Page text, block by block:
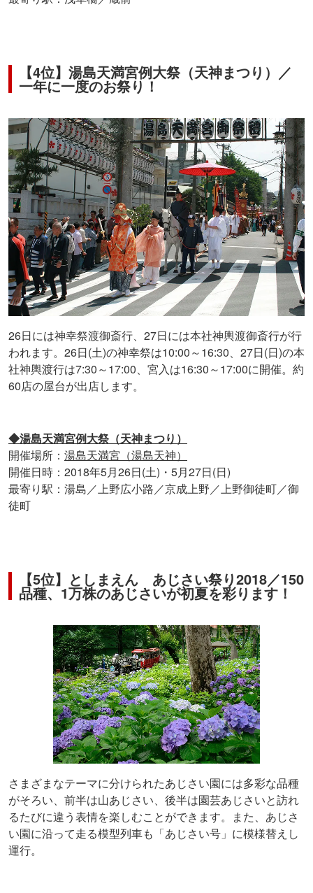
【4位】湯島天満宮例大祭（天神まつり）／
一年に一度のお祭り！
26日には神幸祭渡御斎行、27日には本社神輿渡御斎行が行
われます。26日(土)の神幸祭は10:00～16:30、27日(日)の本
社神輿渡行は7:30～17:00、宮入は16:30～17:00に開催。約
60店の屋台が出店します。
◆湯島天満宮例大祭（天神まつり）
開催場所： 湯島天満宮（湯島天神）
開催日時：2018年5月26日(土)・5月27日(日)
最寄り駅：湯島／上野広小路／京成上野／上野御徒町／御
徒町
【5位】としまえん あじさい祭り2018／150
品種、1万株のあじさいが初夏を彩ります！
さまざまなテーマに分けられたあじさい園には多彩な品種
がそろい、前半は山あじさい、後半は園芸あじさいと訪れ
るたびに違う表情を楽しむことができます。また、あじさ
い園に沿って走る模型列車も「あじさい号」に模様替えし
運行。